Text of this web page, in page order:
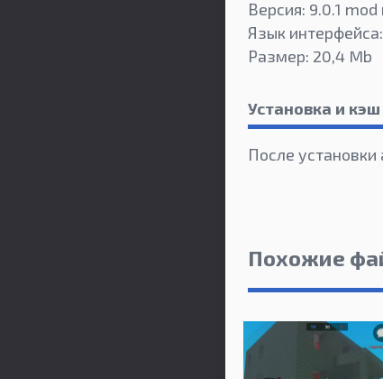
Версия: 9.0.1 mod
Язык
Размер: 20,4 Mb
Установка и кэш
После
Похожие